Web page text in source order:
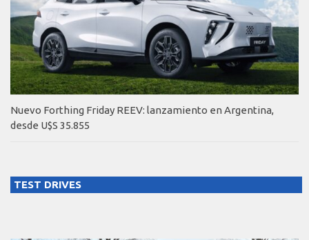
Nuevo Forthing Friday REEV: lanzamiento en Argentina,
desde U$S 35.855
TEST DRIVES